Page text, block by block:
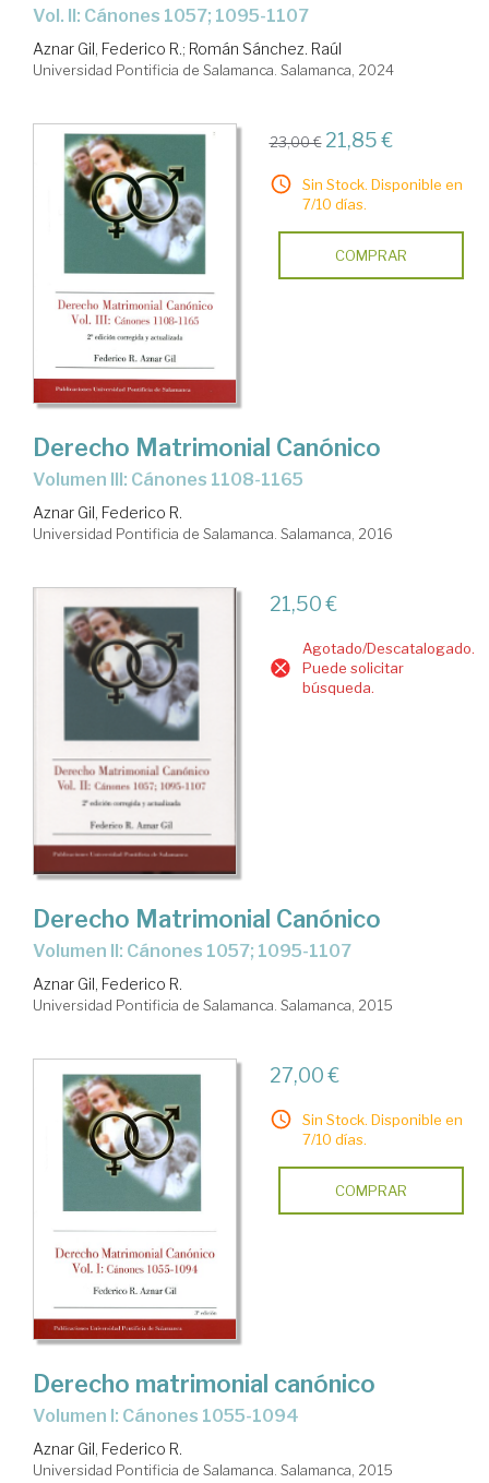
Vol. II: Cánones 1057; 1095-1107
Aznar Gil, Federico R.; Román Sánchez. Raúl
Universidad Pontificia de Salamanca. Salamanca, 2024
23,00 € 21,85 €
Sin Stock. Disponible en
7/10 días.
COMPRAR
Derecho Matrimonial Canónico
Volumen III: Cánones 1108-1165
Aznar Gil, Federico R.
Universidad Pontificia de Salamanca. Salamanca, 2016
21,50 €
Agotado/Descatalogado.
Puede solicitar
búsqueda.
Derecho Matrimonial Canónico
Volumen II: Cánones 1057; 1095-1107
Aznar Gil, Federico R.
Universidad Pontificia de Salamanca. Salamanca, 2015
27,00 €
Sin Stock. Disponible en
7/10 días.
COMPRAR
Derecho matrimonial canónico
Volumen I: Cánones 1055-1094
Aznar Gil, Federico R.
Universidad Pontificia de Salamanca. Salamanca, 2015